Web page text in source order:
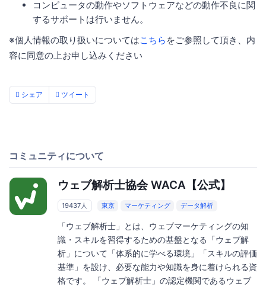
コンピュータの動作やソフトウェアなどの動作不良に関
するサポートは行いません。
※個人情報の取り扱いについてはこちら をご参照して頂き、内
容に同意の上お申し込みください
シェア ツイート
コミュニティについて
ウェブ解析士協会 WACA【公式】
19437人 東京 マーケティング データ解析
「ウェブ解析士」とは、ウェブマーケティングの知
識・スキルを習得するための基盤となる「ウェブ解
析」について「体系的に学べる環境」「スキルの評価
基準」を設け、必要な能力や知識を身に着けられる資
格です。 「ウェブ解析士」の認定機関であるウェブ